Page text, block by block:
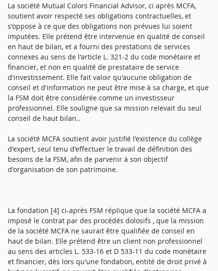
La société Mutual Colors Financial Advisor, ci après MCFA,
soutient avoir respecté ses obligations contractuelles, et
s'oppose à ce que des obligations non prévues lui soient
imputées. Elle prétend être intervenue en qualité de conseil
en haut de bilan, et a fourni des prestations de services
connexes au sens de l'article L. 321-2 du code monétaire et
financier, et non en qualité de prestataire de service
d'investissement. Elle fait valoir qu'aucune obligation de
conseil et d'information ne peut être mise à sa charge, et que
la FSM doit être considérée comme un investisseur
professionnel. Elle souligne que sa mission relevait du seul
conseil de haut bilan..
La société MCFA soutient avoir justifié l'existence du collège
d'expert, seul tenu d'effectuer le travail de définition des
besoins de la FSM, afin de parvenir à son objectif
d'organisation de son patrimoine.
La fondation [4] ci-après FSM réplique que la société MCFA a
imposé le contrat par des procédés dolosifs , que la mission
de la société MCFA ne saurait être qualifiée de conseil en
haut de bilan. Elle prétend être un client non professionnel
au sens des articles L. 533-16 et D 533-11 du code monétaire
et financier, dès lors qu'une fondation, entité de droit privé à